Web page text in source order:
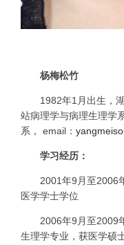
杨梅松竹
1982年1月出生，
站病理学与病理生理学
系，
email ：
学习经历：
2001年9月至2006
医学学士学位
2006年9月至2009
生理学专业，获医学硕